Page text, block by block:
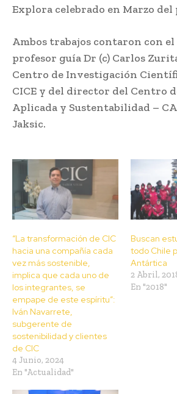
Explora celebrado en Marzo del
Ambos trabajos contaron con el
profesor guía Dr (c) Carlos
Centro de Investigación
CICE y del director del Centro
Aplicada y Sustentabilidad –
Jaksic.
“La transformación de CIC
hacia una compañía cada
vez más sostenible,
implica que cada uno de
los integrantes, se
empape de este espíritu”:
Iván Navarrete,
subgerente de
sostenibilidad y clientes
de CIC
4 Junio, 2024
En "Actualidad"
Buscan
todo Chile
Antártica
2 Abril,
En "2018"